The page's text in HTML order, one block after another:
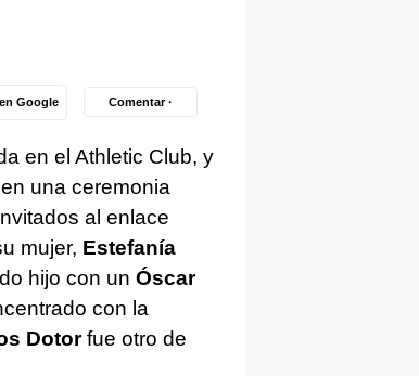
Google Comentar ·
en el Athletic Club, y
en una ceremonia
al enlace
mujer, Estefanía
hijo con un Óscar
con la
Dotorfue otro de